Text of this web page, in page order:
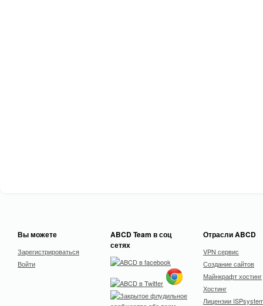
Вы можете
Зарегистрироваться
Войти
ABCD Team в соц
сетях
Отрасли ABCD
VPN сервис
Создание сайтов
Майнкрафт хостинг
Хостинг
Лицензии